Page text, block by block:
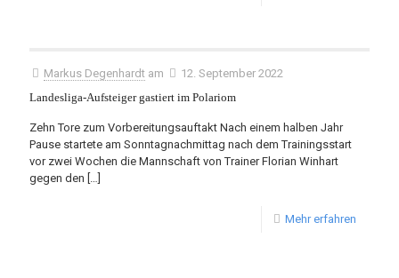
Markus Degenhardt am
12. September 2022
Landesliga-Aufsteiger gastiert im Polariom
Zehn Tore zum Vorbereitungsauftakt Nach einem halben Jahr
Pause startete am Sonntagnachmittag nach dem Trainingsstart
vor zwei Wochen die Mannschaft von Trainer Florian Winhart
gegen den […]
Mehr erfahren